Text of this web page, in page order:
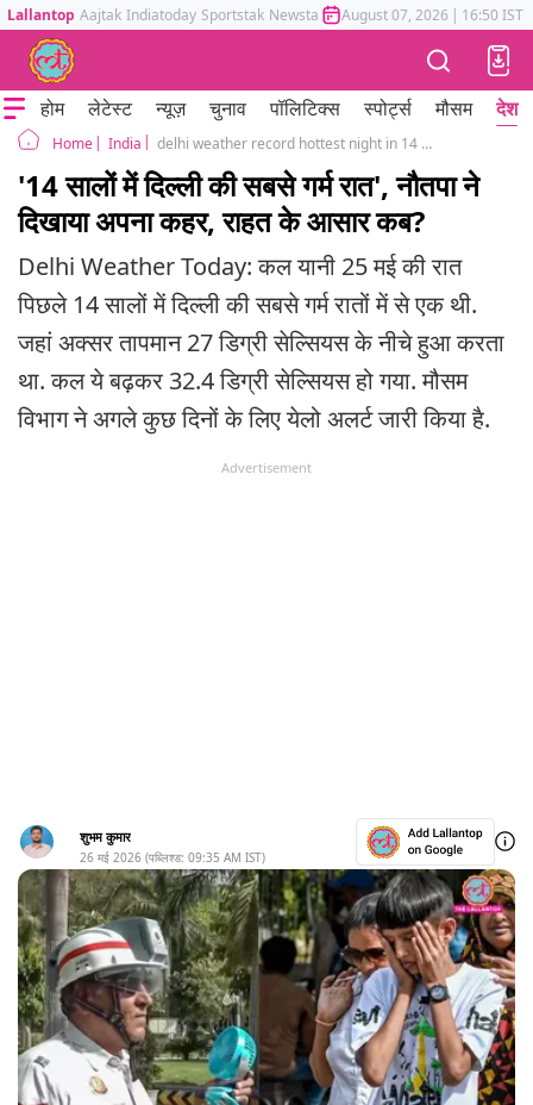
Lallantop Aajtak Indiatoday Sportstak Newstak Mumbai Tak Astrotak
August 07, 2026 | 16:50 IST
होम लेटेस्ट न्यूज़ चुनाव पॉलिटिक्स स्पोर्ट्स मौसम देश
Home India delhi weather record hottest night in 14 years heatwave update imd report monsoon
'14 सालों में दिल्ली की सबसे गर्म रात', नौतपा ने
दिखाया अपना कहर, राहत के आसार कब?
Delhi Weather Today: कल यानी 25 मई की रात
पिछले 14 सालों में दिल्ली की सबसे गर्म रातों में से एक थी.
जहां अक्सर तापमान 27 डिग्री सेल्सियस के नीचे हुआ करता
था. कल ये बढ़कर 32.4 डिग्री सेल्सियस हो गया. मौसम
विभाग ने अगले कुछ दिनों के लिए येलो अलर्ट जारी किया है.
Advertisement
शुभम कुमार
26 मई 2026 (पब्लिश्ड: 09:35 AM IST)